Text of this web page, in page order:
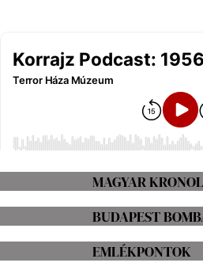
MAGYAR
BUDAPEST
EMLÉKPONTOK